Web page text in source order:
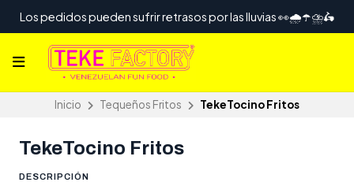
Los pedidos pueden sufrir retrasos por las lluvias 👀🌧️☂️⛈️🛵
Inicio Tequeños Fritos TekeTocino Fritos
TekeTocino Fritos
DESCRIPCIÓN